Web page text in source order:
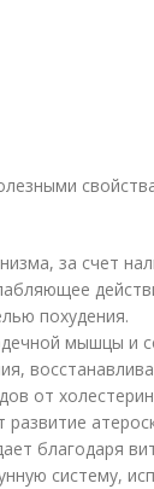
за счет
похудения.
мышцы и
от
благодаря
систему,